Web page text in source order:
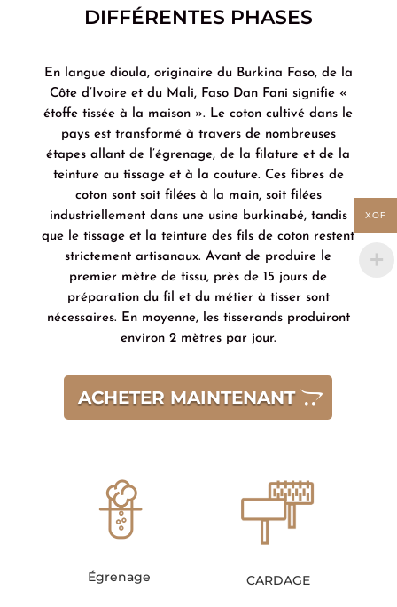
DIFFÉRENTES PHASES
En langue dioula, originaire du Burkina Faso, de la
Côte d’Ivoire et du Mali, Faso Dan Fani signifie «
étoffe tissée à la maison ». Le coton cultivé dans le
pays est transformé à travers de nombreuses
étapes allant de l’égrenage, de la filature et de la
teinture au tissage et à la couture. Ces fibres de
coton sont soit filées à la main, soit filées
industriellement dans une usine burkinabé, tandis
que le tissage et la teinture des fils de coton restent
strictement artisanaux. Avant de produire le
premier mètre de tissu, près de 15 jours de
préparation du fil et du métier à tisser sont
nécessaires. En moyenne, les tisserands produiront
environ 2 mètres par jour.
ACHETER MAINTENANT
Égrenage CARDAGE
XOF